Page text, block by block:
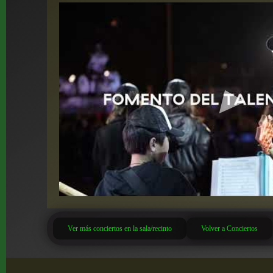
Ver más conciertos en la sala/recinto Volver a Conciertos